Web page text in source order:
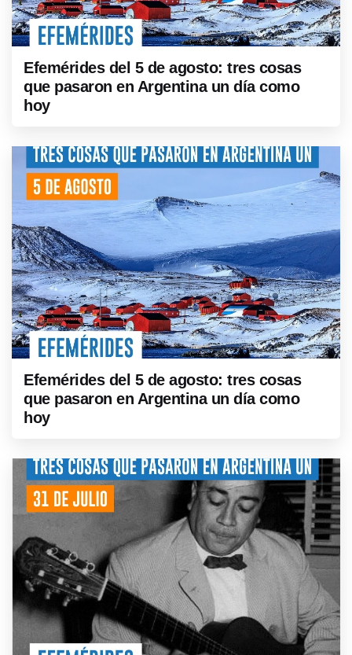
Efemérides del 5 de agosto: tres cosas
que pasaron en Argentina un día como
hoy
Efemérides del 5 de agosto: tres cosas
que pasaron en Argentina un día como
hoy